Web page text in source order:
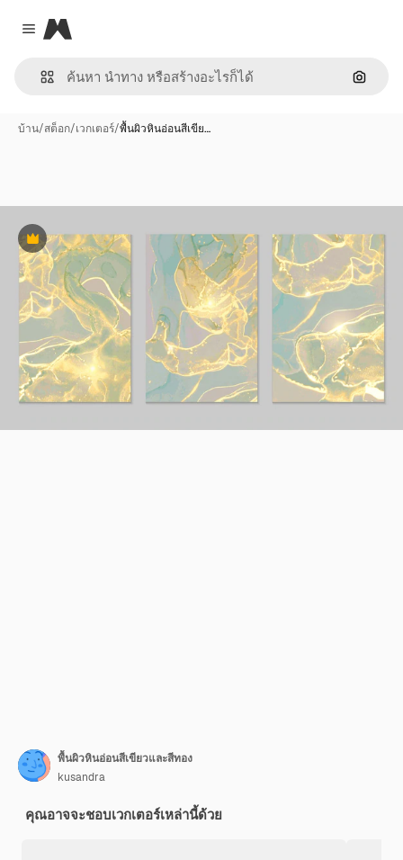
Close menu
Magnific
ค้นหา
บ้าน/สต็อก/เวกเตอร์/พื้นผิวหินอ่อนสีเขีย…
พรีเมี่ยม
พื้นผิวหินอ่อนสีเขียวและสีทอง
kusandra
คุณอาจจะชอบเวกเตอร์เหล่านี้ด้วย